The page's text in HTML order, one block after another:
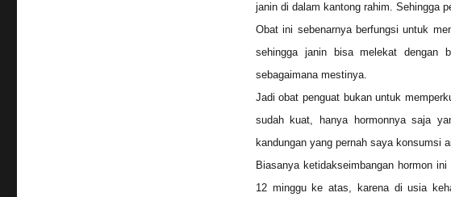
janin di dalam kantong rahim. Sehingga
Obat ini sebenarnya berfungsi untuk
sehingga janin bisa melekat dengan
sebagaimana mestinya.
Jadi obat penguat bukan untuk
sudah kuat, hanya hormonnya saja
kandungan yang pernah saya konsumsi
Biasanya ketidakseimbangan hormon
12 minggu ke atas, karena di usia